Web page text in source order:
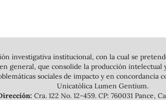
investigativa institucional, con la cual se
general, que consolide la producción
sociales de impacto y en concordancia
Unicatòlica Lumen Gentium.
Cra. 122 No. 12-459. CP: 760031 Pance,